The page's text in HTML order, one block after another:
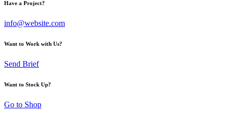
Have a Project?
info@website.com
Want to Work with Us?
Send Brief
Want to Stock Up?
Go to Shop